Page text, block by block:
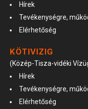
Hírek
Tevékenységre,
Elérhetőség
KÖTIVIZIG
(Közép-Tisza-vidéki
Hírek
Tevékenységre,
Elérhetőség